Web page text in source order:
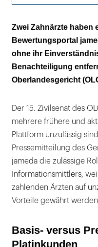
Basis- versus
Wer zahlt, kriegt
„Welch
„Das Urteil
Zwei Zahnärzte haben
Bewertungsportal
ohne ihr
Benachteiligung
Oberlandesgericht
Der 15. Zivilsenat des
mehrere frühere und
Plattform unzulässig
Pressemitteilung des
jameda die zulässige
Informationsmittlers,
zahlenden Ärzten auf
Vorteile gewährt
Basis- versus
Platinkunden